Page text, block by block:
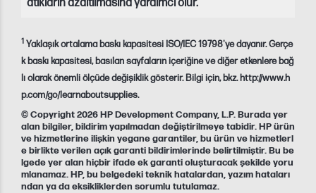
atıkların azaltılmasına yardımcı olur.
1 Yaklaşık ortalama baskı kapasitesi ISO/IEC 19798'ye dayanır. Gerçe
k baskı kapasitesi, basılan sayfaların içeriğine ve diğer etkenlere bağ
lı olarak önemli ölçüde değişiklik gösterir. Bilgi için, bkz. http://www.h
p.com/go/learnaboutsupplies.
© Copyright 2026 HP Development Company, L.P. Burada yer
alan bilgiler, bildirim yapılmadan değiştirilmeye tabidir. HP ürün
ve hizmetlerine ilişkin yegane garantiler, bu ürün ve hizmetlerl
e birlikte verilen açık garanti bildirimlerinde belirtilmiştir. Bu be
lgede yer alan hiçbir ifade ek garanti oluşturacak şekilde yoru
mlanamaz. HP, bu belgedeki teknik hatalardan, yazım hataları
ndan ya da eksikliklerden sorumlu tutulamaz.